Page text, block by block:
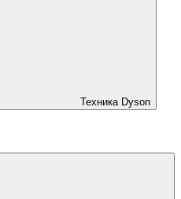
Техника Dyson